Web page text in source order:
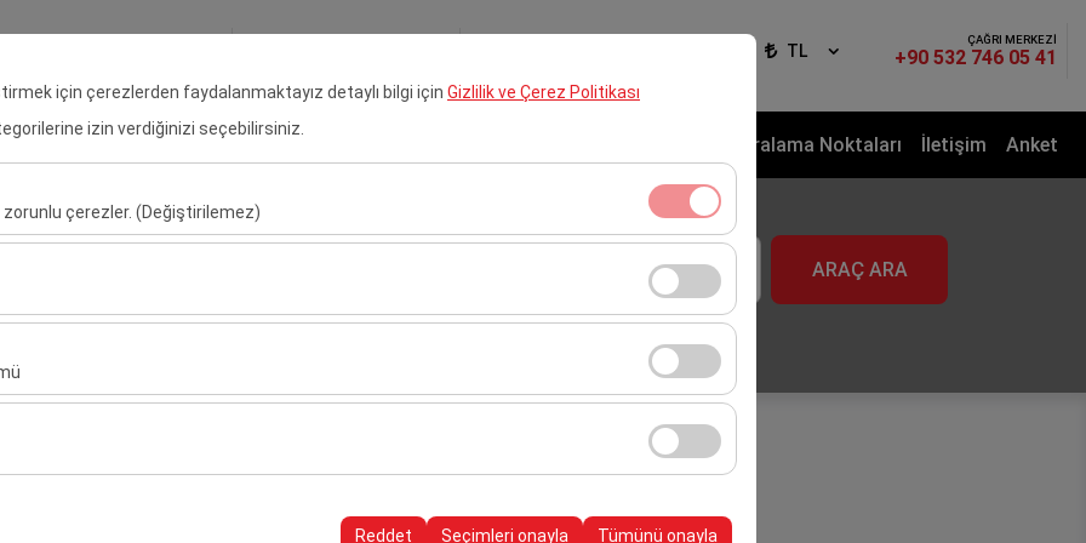
için çerezlerden faydalanmaktayız detaylı bilgi için Gizlilik ve Çerez Politikası
izin verdiğinizi seçebilirsiniz.
zorunlu çerezler. (Değiştirilemez)
şekilde çalışması, güvenlik, oturum yönetimi ve temel işlevler için gereklidir. Devre dışı
kullanıldığını (ziyaretçi sayısı, en çok ziyaret edilen sayfalar, kullanıcı davranışları) analiz
web sitesi performansını ölçmek ve kullanıcı deneyimini sürekli iyileştirmek için kullanılır.
uygun kişiselleştirilmiş reklamlar göstermemize ve reklam kampanyalarımızın
tıklama oranı) ölçmemize olanak tanır.
ve sürekliliğini sağlamak amacıyla kullanılır.
Reddet Seçimleri onayla Tümünü onayla
TL
ÇAĞRI MERKEZİ
+90 532 746 05 41
Kiralama Çukurova Havalimanı Araç Kiralama Kiralama Noktaları İletişim Anket
Alış Tarih & Saat
09:00 ARAÇ ARA